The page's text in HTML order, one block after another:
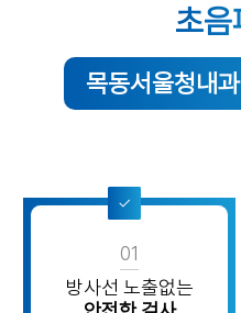
초음
목동서울청내
01
방사선 노출없는